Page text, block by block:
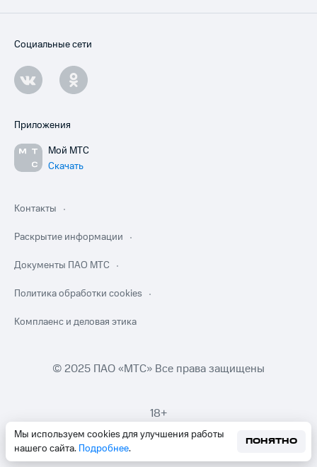
Мы используем cookies для улучшения работы
нашего сайта. Подробнее.
ПОНЯТНО
Социальные сети
Приложения
Мой МТС
Скачать
Контакты
Раскрытие информации
Документы ПАО МТС
Политика обработки cookies
Комплаенс и деловая этика
© 2025 ПАО «МТС» Все права защищены
18+